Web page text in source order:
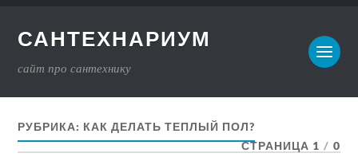
САНТЕХНАРИУМ
сайт про сантехнику
РУБРИКА: КАК ДЕЛАТЬ ТЕПЛЫЙ ПОЛ?
СТРАНИЦА 1 / 0